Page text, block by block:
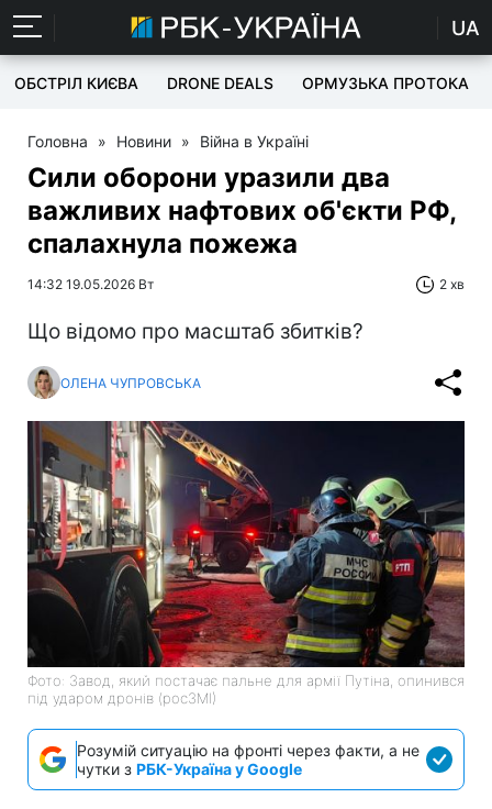
UA
ОБСТРІЛ КИЄВА DRONE DEALS ОРМУЗЬКА ПРОТОКА
Головна » Новини » Війна в Україні
Сили оборони уразили два
важливих нафтових об'єкти РФ,
спалахнула пожежа
14:32 19.05.2026 Вт 2 хв
Що відомо про масштаб збитків?
ОЛЕНА ЧУПРОВСЬКА
Фото: Завод, який постачає пальне для армії Путіна, опинився
під ударом дронів (росЗМІ)
Розумій ситуацію на фронті через факти, а не
чутки з РБК-Україна у Google